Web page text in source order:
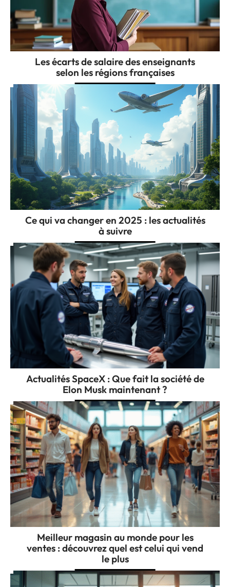
Les écarts de salaire des enseignants
selon les régions françaises
Ce qui va changer en 2025 : les actualités
à suivre
Actualités SpaceX : Que fait la société de
Elon Musk maintenant ?
Meilleur magasin au monde pour les
ventes : découvrez quel est celui qui vend
le plus